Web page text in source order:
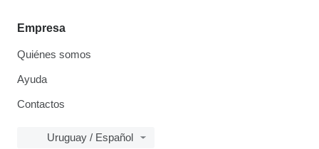
Empresa
Quiénes somos
Ayuda
Contactos
Uruguay / Español